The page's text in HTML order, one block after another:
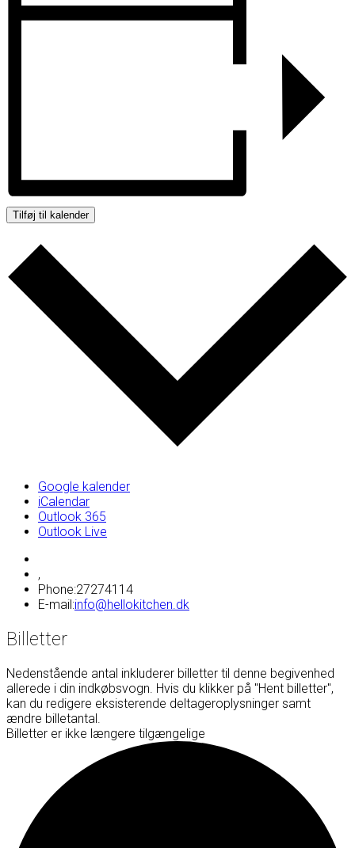
Tilføj til kalender
Google kalender
iCalendar
Outlook 365
Outlook Live
,
Phone:27274114
E-mail:info@hellokitchen.dk
Billetter
Nedenstående antal inkluderer billetter til denne begivenhed
allerede i din indkøbsvogn. Hvis du klikker på "Hent billetter",
kan du redigere eksisterende deltageroplysninger samt
ændre billetantal.
Billetter er ikke længere tilgængelige